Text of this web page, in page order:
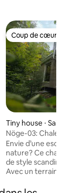
sur la
Coup de cœur
Coup de cœur
Tiny house ⋅
de-Laval
Nöge-03: Chalet
nature(#CITQ
Envie d’une
nature? Ce
de style
Avec un terrain
d’une rivière, de